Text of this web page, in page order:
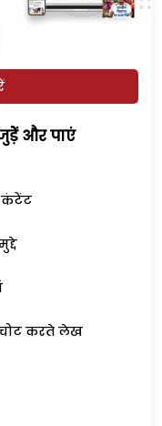
और पाएं
कंटेंट
करते लेख